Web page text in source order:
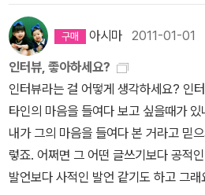
갖게 되었다. 책은 생의 한 줄기 지름길
없이 길 바깥으로 이탈하고, 피로를 무릅
이렌의 노래라고 생각하게 되었다. 책이
가? 아니다. 이제는 알고 있기 때문이다.
운 모순과 기꺼이 마주치고 흔쾌히 한
에서 안전한 삶을 유지할 수 있는 유일한 방
토그래프에 대한 단상 / 로베르 브레송
영화 사이의 간극을 선포하고 배우를 ‘
송 감독의 신념에 동의하지는 않지만,
아시마 2011-01-01
인터뷰, 좋아하세요?
인터뷰라는 걸 어떻게 생각하세요? 인
타인의 마음을 들여다 보고 싶을때가
내가 그의 마음을 들여다 본 거라고 믿
렇죠. 어쩌면 그 어떤 글쓰기보다 공적
발언보다 사적인 발언 같기도 하고 그